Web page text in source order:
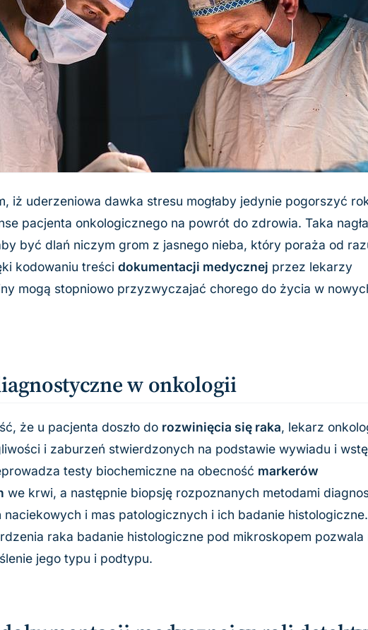
iż uderzeniowa dawka stresu mogłaby jedynie pogorszyć
pacjenta onkologicznego na powrót do zdrowia. Taka nagła
być dlań niczym grom z jasnego nieba, który poraża od
kodowaniu treści dokumentacji medycznej przez lekarzy
mogą stopniowo przyzwyczajać chorego do życia w
w onkologii
że u pacjenta doszło do rozwinięcia się raka, lekarz
i zaburzeń stwierdzonych na podstawie wywiadu i
testy biochemiczne na obecność markerów
we krwi, a następnie biopsję rozpoznanych metodami
naciekowych i mas patologicznych i ich badanie
raka badanie histologiczne pod mikroskopem pozwala
jego typu i podtypu.